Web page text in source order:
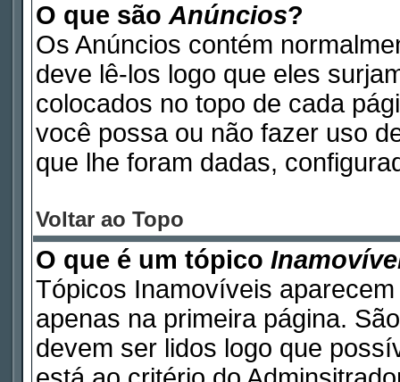
O que são Anúncios?
Os Anúncios contém
deve lê-los logo que eles
colocados no topo de cada
você possa ou não fazer uso
que lhe foram dadas,
Voltar ao Topo
O que é um tópico
Tópicos Inamovíveis
apenas na primeira página.
devem ser lidos logo que